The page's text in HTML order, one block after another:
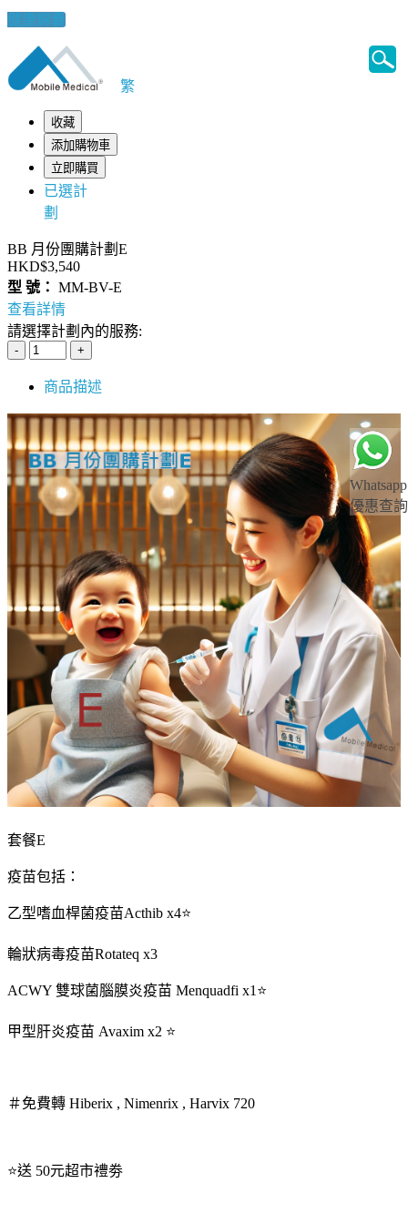
健康錦囊
Whatsapp
優惠查詢
繁
收藏
添加購物車
立即購買
已選計
劃
BB 月份團購計劃E
HKD$3,540
型 號： MM-BV-E
查看詳情
請選擇計劃內的服務:
商品描述
套餐E
疫苗包括：
乙型嗜血桿菌疫苗Acthib x4⭐
輪狀病毒疫苗Rotateq x3
ACWY 雙球菌腦膜炎疫苗 Menquadfi x1⭐
甲型肝炎疫苗 Avaxim x2 ⭐
＃免費轉 Hiberix , Nimenrix , Harvix 720
⭐送 50元超市禮劵